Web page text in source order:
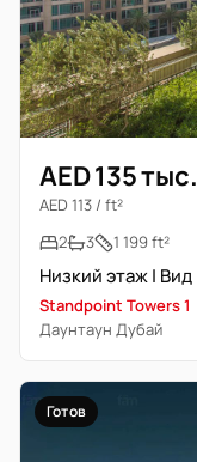
AED 135 тыс.
AED 113 / ft²
2
3 1 199 ft²
Standpoint Towers 1
Даунтаун Дубай
Готов